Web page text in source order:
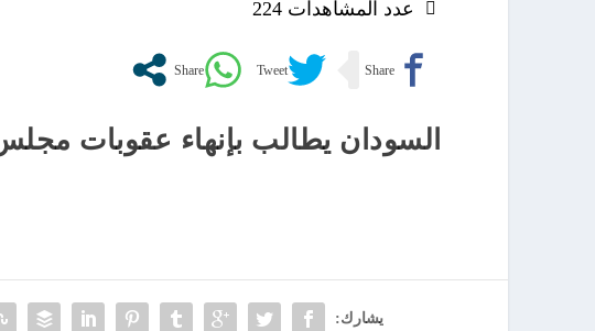
عدد المشاهدات 224
السودان يطالب بإنهاء عقوبات
يشارك: